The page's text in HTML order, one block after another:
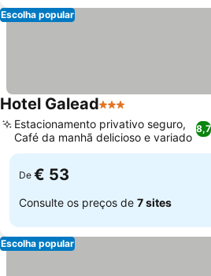
Escolha popular
Hotel Galead3 Estrelas
8,7
Estacionamento privativo seguro,
Café da manhã delicioso e variado
De € 53
Consulte os preços de 7 sites
Escolha popular